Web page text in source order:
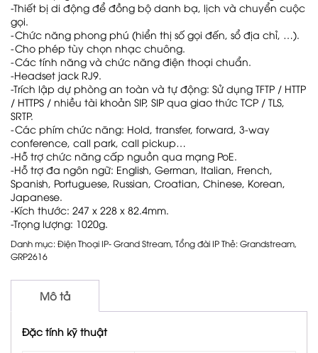
-Thiết bị di động để đồng bộ danh bạ, lịch và chuyển cuộc
gọi.
-Chức năng phong phú (hiển thị số gọi đến, sổ địa chỉ, …).
-Cho phép tùy chọn nhạc chuông.
-Các tính năng và chức năng điện thoại chuẩn.
-Headset jack RJ9.
-Trích lập dự phòng an toàn và tự động: Sử dụng TFTP / HTTP
/ HTTPS / nhiều tài khoản SIP, SIP qua giao thức TCP / TLS,
SRTP.
-Các phím chức năng: Hold, transfer, forward, 3-way
conference, call park, call pickup…
-Hỗ trợ chức năng cấp nguồn qua mạng PoE.
-Hỗ trợ đa ngôn ngữ: English, German, Italian, French,
Spanish, Portuguese, Russian, Croatian, Chinese, Korean,
Japanese.
-Kích thước: 247 x 228 x 82.4mm.
-Trọng lượng: 1020g.
Danh mục:Điện Thoại IP- Grand Stream, Tổng đài IPThẻ:Grandstream,
GRP2616
Mô tả
Đặc tính kỹ thuật